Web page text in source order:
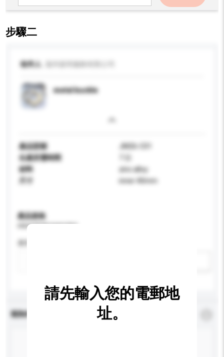
步驟二
收件人
metal buckle
產品型號
JM26-C01
生產所需時間
材料
zinc alloy
inner 40mm
產品規格
請提供您對產品的特定要求。
查詢內容
請先輸入您的電郵地
址。